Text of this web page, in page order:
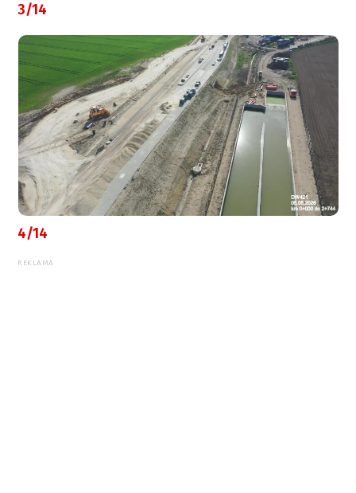
3/14
4/14
REKLAMA